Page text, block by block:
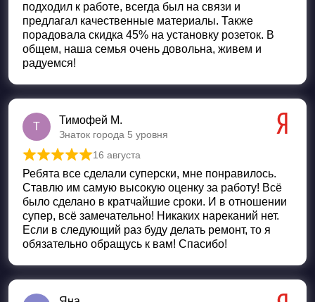
подходил к работе, всегда был на связи и
предлагал качественные материалы. Также
порадовала скидка 45% на установку розеток. В
общем, наша семья очень довольна, живем и
радуемся!
Т
Тимофей М.
Знаток города 5 уровня
Оценка5 из 5
16 августа
Ребята все сделали суперски, мне понравилось.
Ставлю им самую высокую оценку за работу! Всё
было сделано в кратчайшие сроки. И в отношении
супер, всё замечательно! Никаких нареканий нет.
Если в следующий раз буду делать ремонт, то я
обязательно обращусь к вам! Спасибо!